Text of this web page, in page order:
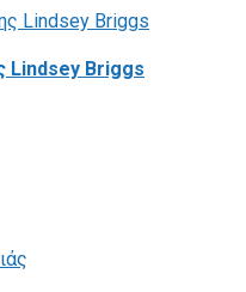
Lindsey Briggs